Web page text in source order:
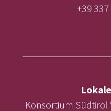
+39
Konsortium Südtirol